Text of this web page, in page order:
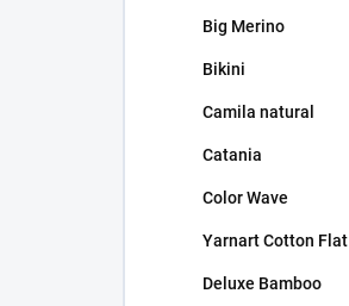
Big Merino
Bikini
Camila natural
Catania
Color Wave
Yarnart Cotton Flat
Deluxe Bamboo